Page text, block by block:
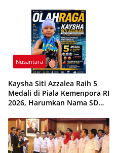
Ketidakpastian
Nusantara
Kaysha Siti Azzalea Raih 5
Medali di Piala Kemenpora RI
2026, Harumkan Nama SD